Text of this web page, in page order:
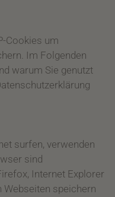
Cookies um
Im Folgenden
warum Sie genutzt
surfen, verwenden
sind
Internet Explorer
speichern